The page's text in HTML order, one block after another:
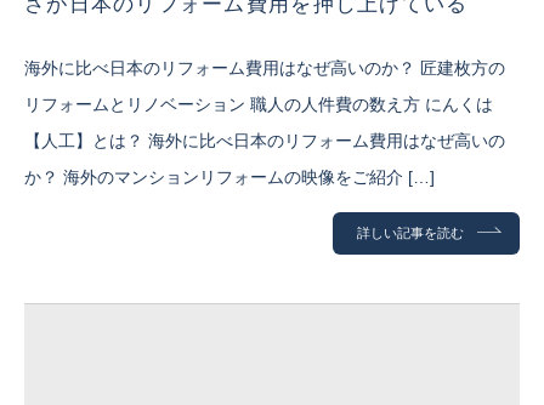
海外に比べ日本のリフォーム費用はなぜ高いのか？ 匠建枚方の
リフォームとリノベーション 職人の人件費の数え方 にんくは
【人工】とは？ 海外に比べ日本のリフォーム費用はなぜ高いの
か？ 海外のマンションリフォームの映像をご紹介 […]
詳しい記事を読む